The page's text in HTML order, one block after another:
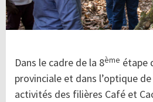
Dans le cadre de la 8ème étape
provinciale et dans l’optique
activités des filières Café et